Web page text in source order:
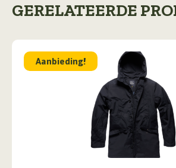
GERELATEERDE
Aanbieding!